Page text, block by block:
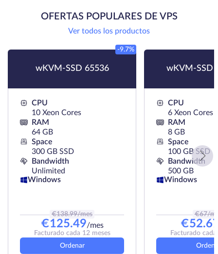
OFERTAS POPULARES DE VPS
Ver todos los productos
wKVM-SSD 65536
-9.7%
CPU
10 Xeon Cores
RAM
64 GB
Space
300 GB SSD
Bandwidth
Unlimited
Windows
€138.99/mes
€125.49/mes
Facturado cada 12 meses
Ordenar
wKVM-SSD
CPU
6 Xeon Cores
RAM
8 GB
Space
100 GB SSD
Bandwidth
500 GB
Windows
€67/
€
Facturado